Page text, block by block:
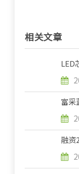
相关文章
LED
富采
融资